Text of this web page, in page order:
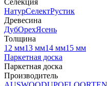
Селекция
НатурСелектРустик
Древесина
ДубОрехЯсень
Толщина
12 мм13 мм14 мм15 мм
Паркетная доска
Паркетная доска
Производитель